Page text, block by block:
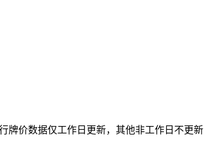
牌价数据仅工作日更新，其他非工作日不更新